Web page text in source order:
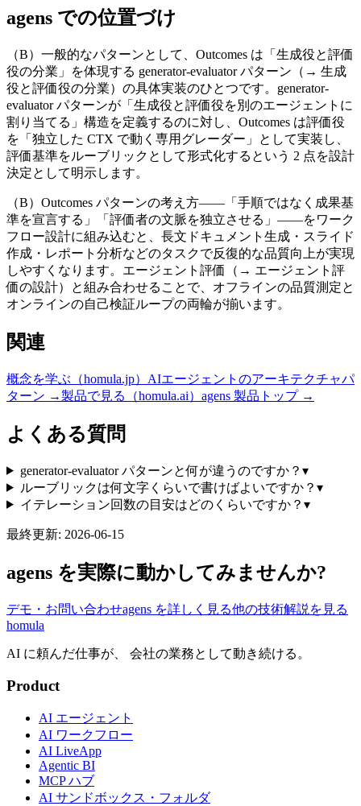
agens での位置づけ
（B）一般的なパターンとして、Outcomes は「生成役と評価
役の分業」を体現する generator-evaluator パターン（→ 生成
役と評価役の分業）の具体実装のひとつです。generator-
evaluator パターンが「生成役と評価役を別のエージェントに
割り当てる」構造を定義するのに対し、Outcomes は評価役
を「独立した CTX で動く専用グレーダー」として実装し、
評価基準をルーブリックとして形式化するという 2 点を設計
決定として明示します。
（B）Outcomes パターンの考え方——「手順ではなく成果基
準を宣言する」「評価者の文脈を独立させる」——をワーク
フロー設計に組み込むと、長文ドキュメント生成・スライド
作成・レポート分析などのタスクで反復的な品質向上が実現
しやすくなります。エージェント評価（→ エージェント評
価の設計）と組み合わせることで、オフラインの品質測定と
オンラインの自己検証ループの両輪が揃います。
関連
概念を学ぶ（homula.jp） AIエージェントのアーキテクチャパ
ターン →製品で見る（homula.ai） agens 製品トップ→
よくある質問
generator-evaluator パターンと何が違うのですか？ ▾
ルーブリックは何文字くらいで書けばよいですか？ ▾
イテレーション回数の目安はどのくらいですか？ ▾
最終更新: 2026-06-15
agens を実際に動かしてみませんか?
デモ・お問い合わせagens を詳しく見る他の技術解説を見る
homula
AI に頼んだ仕事が、 会社の業務として動き続ける。
Product
AI エージェント
AI ワークフロー
AI LiveApp
Agentic BI
MCP ハブ
AI サンドボックス・フォルダ